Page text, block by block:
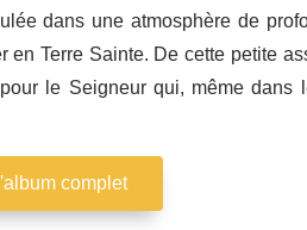
dans une atmosphère de
en Terre Sainte. De cette petite
le Seigneur qui, même
complet